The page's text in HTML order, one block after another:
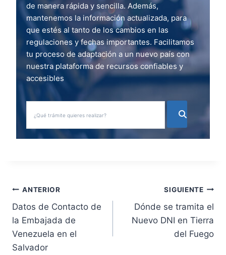
de manera rápida y sencilla. Además,
mantenemos la información actualizada, para
que estés al tanto de los cambios en las
regulaciones y fechas importantes. Facilitamos
tu proceso de adaptación a un nuevo país con
nuestra plataforma de recursos confiables y
accesibles
N
a
v
ANTERIOR
Datos de Contacto de
la Embajada de
Venezuela en el
Salvador
SIGUIENTE
Dónde se tramita el
Nuevo DNI en Tierra
del Fuego